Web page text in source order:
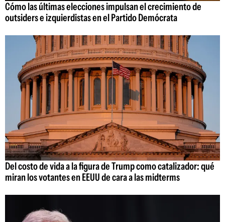
Cómo las últimas elecciones impulsan el crecimiento de
outsiders e izquierdistas en el Partido Demócrata
Del costo de vida a la figura de Trump como catalizador: qué
miran los votantes en EEUU de cara a las midterms